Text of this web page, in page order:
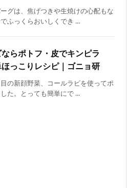
グは、焦げつきや生焼けの心配もな
ふっくらおいしくでき ...
らポトフ・皮でキンピラ
っこりレシピ｜ゴニョ研
の新顔野菜、コールラビを使ってポ
た。とっても簡単にで ...